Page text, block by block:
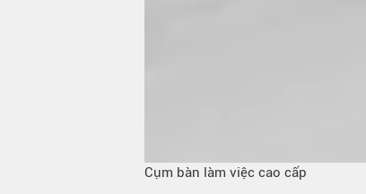
Cụm bàn làm việc cao cấp